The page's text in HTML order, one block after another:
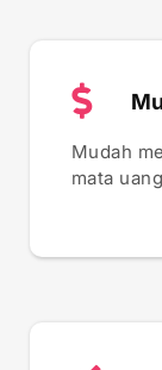
Mudah
mata uang